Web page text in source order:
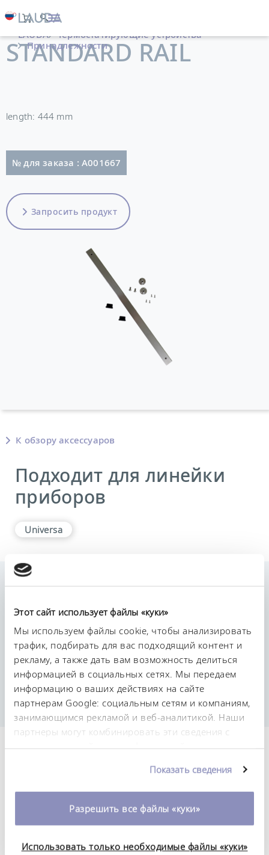
Этот сайт использует файлы «куки»
Мы используем файлы cookie, чтобы анализировать
трафик, подбирать для вас подходящий контент и
рекламу, а также дать вам возможность делиться
информацией в социальных сетях. Мы передаем
информацию о ваших действиях на сайте
партнерам Google: социальным сетям и компаниям,
занимающимся рекламой и веб-аналитикой. Наши
партнеры могут комбинировать эти сведения с
предоставленной вами информацией, а также
использовании вами их сервисов. Вы можете
изменить или отозвать свое согласие в любое
время. Более подробную информацию об этом вы
можете найти в нашей
политике
Показать сведения
Разрешить все файлы «куки»
Использовать только необходимые файлы «куки»
LAUDA
Термостатирующие устройства
Принадлежности
STANDARD RAIL
length: 444 mm
№ для заказа : A001667
Запросить продукт
К обзору аксессуаров
Подходит для линейки
приборов
Universa
Рабочие характеристики
suitable for U 12, U 20, U 630
Installation instructions enclosed.
Set consisting of standard rail with end caps and
two spacers for mounting on the edge of the bath
of the laboratory thermostats
Load capacity (static): 10 kg
Технические
характеристики (согл.
DIN 12876)
Нержавеющая сталь